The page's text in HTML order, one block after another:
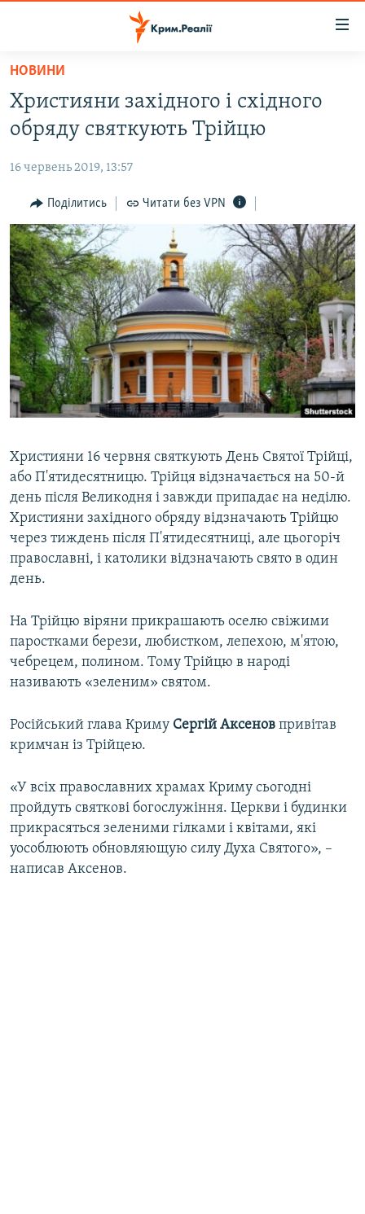
Перейти
основного
матеріалу
Перейти
до
навігації
Перейти
до
пошуку
ВОДА.КРИМ
ВІДЕО ТА ФОТО
ПОЛІТИКА
БЛОГИ
ПОГЛЯД
ІНТЕРВ'Ю
ВСЕ ЗА ДЕНЬ
СПЕЦПРОЕКТИ
ДЕПОРТАЦІЯ
ВІДЕОУРОКИ «ELIFBE»
СВІДЧЕННЯ ОКУПАЦІЇ
ІНФОГРАФІКА
ЯК ОБІЙТИ БЛОКУВАННЯ
Русский
Qırımtatar
ДОЛУЧАЙСЯ!
Усі сайти RFE/RL
НОВИНИ
Християни західного і східного
обряду святкують Трійцю
16 червень 2019, 13:57
Поділитись Читати без VPN
Християни 16 червня святкують День Святої Трійці,
або П'ятидесятницю. Трійця відзначається на 50-й
день після Великодня і завжди припадає на неділю.
Християни західного обряду відзначають Трійцю
через тиждень після П'ятидесятниці, але цьогоріч
православні, і католики відзначають свято в один
день.
На Трійцю віряни прикрашають оселю свіжими
паростками берези, любистком, лепехою, м'ятою,
чебрецем, полином. Тому Трійцю в народі
називають «зеленим» святом.
Російський глава Криму Сергій Аксенов привітав
кримчан із Трійцею.
«У всіх православних храмах Криму сьогодні
пройдуть святкові богослужіння. Церкви і будинки
прикрасяться зеленими гілками і квітами, які
уособлюють обновляющую силу Духа Святого», –
написав Аксенов.